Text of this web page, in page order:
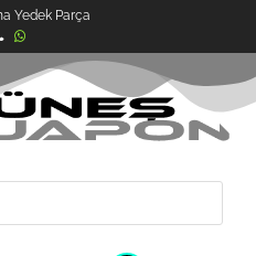
Yedek Parça